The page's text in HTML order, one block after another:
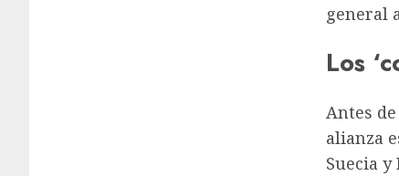
general
Los
Antes
alianza
Suecia